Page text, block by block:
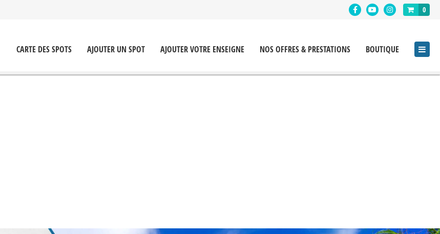
0
CARTE DES SPOTS AJOUTER UN SPOT AJOUTER VOTRE ENSEIGNE NOS OFFRES & PRESTATIONS BOUTIQUE